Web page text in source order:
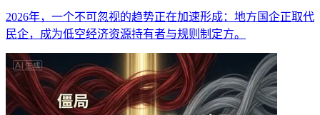
2026年，一个不可忽视的趋势正在加速形成：地方国企正取代
民企，成为低空经济资源持有者与规则制定方。